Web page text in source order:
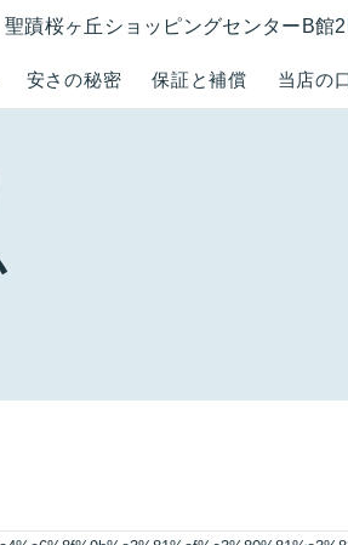
安さの秘密 保証と補償 当店の
蹟桜ヶ丘ショッピングセンターB館